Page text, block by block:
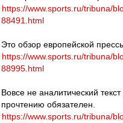
https://www.sports.ru/tribuna/
88491.html
Это обзор европейской
https://www.sports.ru/tribuna/
88995.html
Вовсе не аналитический
прочтению обязателен.
https://www.sports.ru/tribuna/